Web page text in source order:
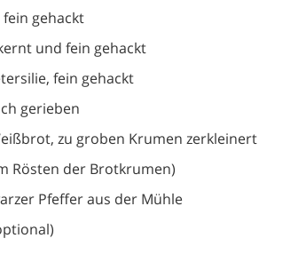
gehackt
und fein gehackt
fein gehackt
gerieben
zu groben Krumen zerkleinert
Rösten der Brotkrumen)
Pfeffer aus der Mühle